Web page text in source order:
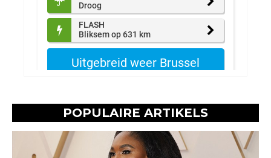
POPULAIRE ARTIKELS